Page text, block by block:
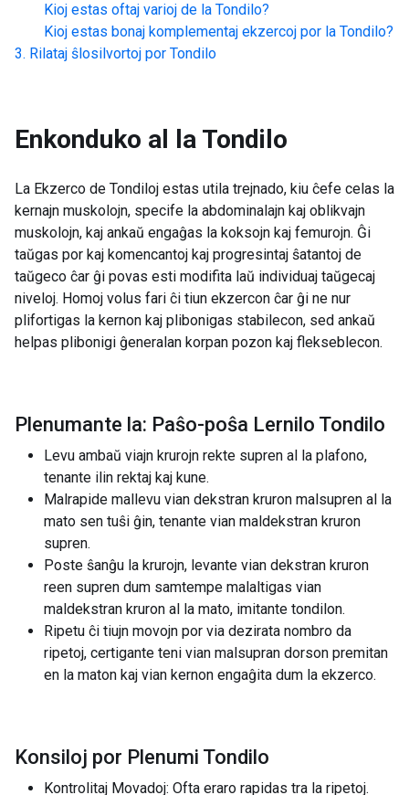
Kioj estas oftaj varioj de la Tondilo?
Kioj estas bonaj komplementaj ekzercoj por la Tondilo?
Rilataj ŝlosilvortoj por Tondilo
Enkonduko al la Tondilo
La Ekzerco de Tondiloj estas utila trejnado, kiu ĉefe celas la
kernajn muskolojn, specife la abdominalajn kaj oblikvajn
muskolojn, kaj ankaŭ engaĝas la koksojn kaj femurojn. Ĝi
taŭgas por kaj komencantoj kaj progresintaj ŝatantoj de
taŭgeco ĉar ĝi povas esti modifita laŭ individuaj taŭgecaj
niveloj. Homoj volus fari ĉi tiun ekzercon ĉar ĝi ne nur
plifortigas la kernon kaj plibonigas stabilecon, sed ankaŭ
helpas plibonigi ĝeneralan korpan pozon kaj flekseblecon.
Plenumante la: Paŝo-poŝa Lernilo Tondilo
Levu ambaŭ viajn krurojn rekte supren al la plafono,
tenante ilin rektaj kaj kune.
Malrapide mallevu vian dekstran kruron malsupren al la
mato sen tuŝi ĝin, tenante vian maldekstran kruron
supren.
Poste ŝanĝu la krurojn, levante vian dekstran kruron
reen supren dum samtempe malaltigas vian
maldekstran kruron al la mato, imitante tondilon.
Ripetu ĉi tiujn movojn por via dezirata nombro da
ripetoj, certigante teni vian malsupran dorson premitan
en la maton kaj vian kernon engaĝita dum la ekzerco.
Konsiloj por Plenumi Tondilo
Kontrolitaj Movadoj: Ofta eraro rapidas tra la ripetoj.